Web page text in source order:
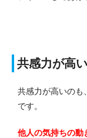
共感力が高い
共感力が高いのも
です。
他人の気持ちの動